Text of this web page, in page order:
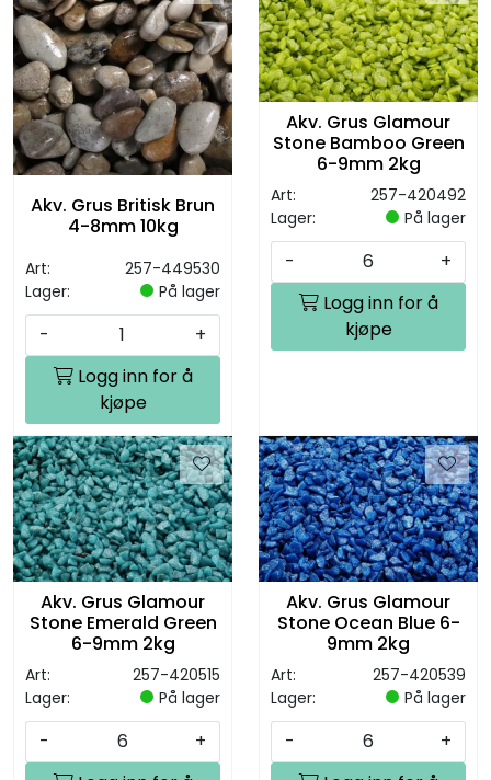
Akv. Grus Britisk Brun
4-8mm 10kg
Art:
257-449530
Lager:
På lager
-
+
Logg inn for å
kjøpe
Akv. Grus Glamour
Stone Bamboo Green
6-9mm 2kg
Art:
257-420492
Lager:
På lager
-
+
Logg inn for å
kjøpe
Akv. Grus Glamour
Stone Emerald Green
6-9mm 2kg
Art:
257-420515
Lager:
På lager
-
+
Akv. Grus Glamour
Stone Ocean Blue 6-
9mm 2kg
Art:
257-420539
Lager:
På lager
-
+